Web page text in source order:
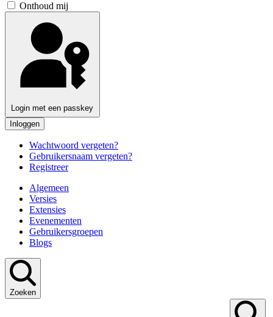
Onthoud mij
Login met een passkey
Inloggen
Wachtwoord vergeten?
Gebruikersnaam vergeten?
Registreer
Algemeen
Versies
Extensies
Evenementen
Gebruikersgroepen
Blogs
Zoeken